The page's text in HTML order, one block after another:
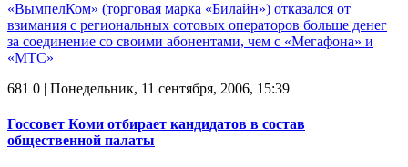
«ВымпелКом» (торговая марка «Билайн») отказался от
взимания с региональных сотовых операторов больше денег
за соединение со своими абонентами, чем с «Мегафона» и
«МТС»
681 0 | Понедельник, 11 сентября, 2006, 15:39
Госсовет Коми отбирает кандидатов в состав
общественной палаты